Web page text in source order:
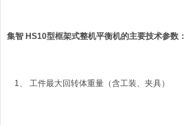
集智 HS10型框架式整机平衡机的主要技术参数：
1、 工件最大回转体重量（含工装、夹